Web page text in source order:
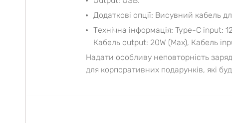
Додаткові опції: Висувний кабель
Технічна інформація: Type-C input:
Кабель output: 20W (Max), Кабель
Надати особливу неповторність
для корпоративних подарунків, які